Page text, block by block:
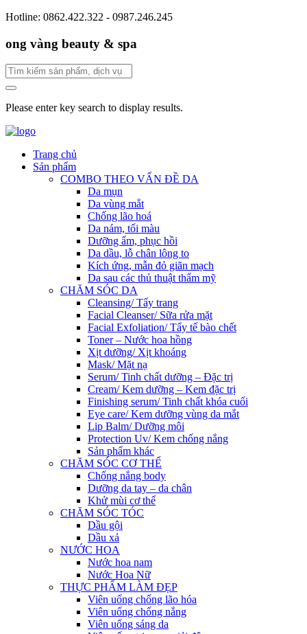
Hotline: 0862.422.322 - 0987.246.245
ong vàng beauty & spa
Please enter key search to display results.
Trang chủ
Sản phẩm
COMBO THEO VẤN ĐỀ DA
Da mụn
Da vùng mắt
Chống lão hoá
Da nám, tối màu
Dưỡng ẩm, phục hồi
Da dầu, lỗ chân lông to
Kích ứng, mẫn đỏ giãn mạch
Da sau các thủ thuật thẩm mỹ
CHĂM SÓC DA
Cleansing/ Tẩy trang
Facial Cleanser/ Sữa rửa mặt
Facial Exfoliation/ Tẩy tế bào chết
Toner – Nước hoa hồng
Xịt dưỡng/ Xịt khoáng
Mask/ Mặt nạ
Serum/ Tinh chất dưỡng – Đặc trị
Cream/ Kem dưỡng – Kem đặc trị
Finishing serum/ Tinh chất khóa cuối
Eye care/ Kem dưỡng vùng da mắt
Lip Balm/ Dưỡng môi
Protection Uv/ Kem chống nắng
Sản phẩm khác
CHĂM SÓC CƠ THỂ
Chống nắng body
Dưỡng da tay – da chân
Khử mùi cơ thể
CHĂM SÓC TÓC
Dầu gội
Dầu xả
NƯỚC HOA
Nước hoa nam
Nước Hoa Nữ
THỰC PHẨM LÀM ĐẸP
Viên uống chống lão hóa
Viên uống chống nắng
Viên uống sáng da